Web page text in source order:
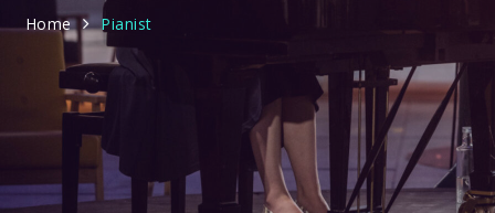
Home Pianist